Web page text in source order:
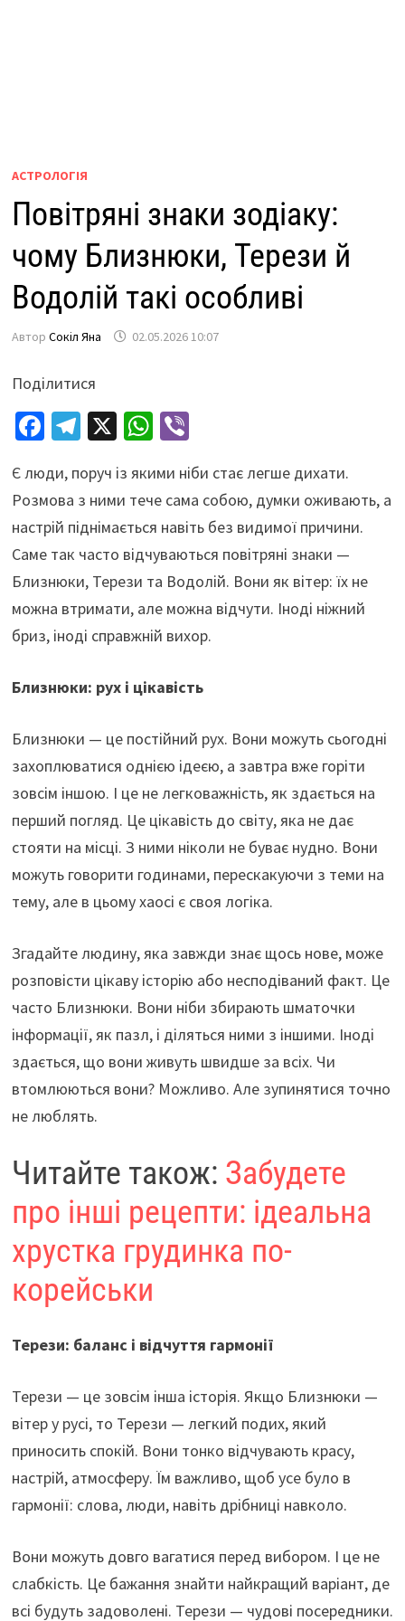
АСТРОЛОГІЯ
Повітряні знаки зодіаку:
чому Близнюки, Терези й
Водолій такі особливі
Автор Сокіл Яна 02.05.2026 10:07
Поділитися
Fa
b
o
o
k
Te
gr
a
m
X W
at
sA
p
p
Vi
er
Є люди, поруч із якими ніби стає легше дихати.
Розмова з ними тече сама собою, думки оживають, а
настрій піднімається навіть без видимої причини.
Саме так часто відчуваються повітряні знаки —
Близнюки, Терези та Водолій. Вони як вітер: їх не
можна втримати, але можна відчути. Іноді ніжний
бриз, іноді справжній вихор.
Близнюки: рух і цікавість
Близнюки — це постійний рух. Вони можуть сьогодні
захоплюватися однією ідеєю, а завтра вже горіти
зовсім іншою. І це не легковажність, як здається на
перший погляд. Це цікавість до світу, яка не дає
стояти на місці. З ними ніколи не буває нудно. Вони
можуть говорити годинами, перескакуючи з теми на
тему, але в цьому хаосі є своя логіка.
Згадайте людину, яка завжди знає щось нове, може
розповісти цікаву історію або несподіваний факт. Це
часто Близнюки. Вони ніби збирають шматочки
інформації, як пазл, і діляться ними з іншими. Іноді
здається, що вони живуть швидше за всіх. Чи
втомлюються вони? Можливо. Але зупинятися точно
не люблять.
Читайте також: Забудете
про інші рецепти: ідеальна
хрустка грудинка по-
корейськи
Терези: баланс і відчуття гармонії
Терези — це зовсім інша історія. Якщо Близнюки —
вітер у русі, то Терези — легкий подих, який
приносить спокій. Вони тонко відчувають красу,
настрій, атмосферу. Їм важливо, щоб усе було в
гармонії: слова, люди, навіть дрібниці навколо.
Вони можуть довго вагатися перед вибором. І це не
слабкість. Це бажання знайти найкращий варіант, де
всі будуть задоволені. Терези — чудові посередники.